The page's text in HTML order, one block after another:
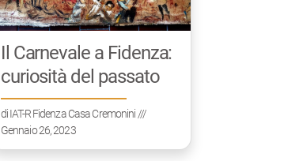
Il Carnevale a Fidenza:
curiosità del passato
diIAT-R Fidenza Casa Cremonini ///
Gennaio 26, 2023